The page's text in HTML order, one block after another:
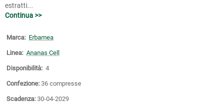
estratti...
Continua >>
Marca: Erbamea
Linea: Ananas Cell
Disponibilità: 4
Confezione: 36 compresse
Scadenza: 30-04-2029